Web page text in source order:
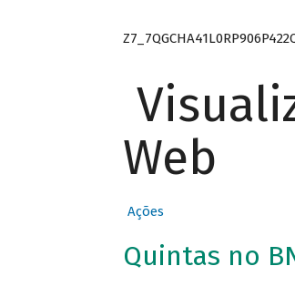
Web
Ações
Quintas no